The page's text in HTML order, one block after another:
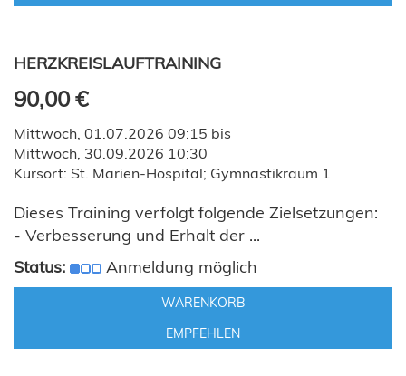
HERZKREISLAUFTRAINING
90,00 €
Mittwoch, 01.07.2026 09:15 bis
Mittwoch, 30.09.2026 10:30
Kursort: St. Marien-Hospital; Gymnastikraum 1
Dieses Training verfolgt folgende Zielsetzungen:
- Verbesserung und Erhalt der ...
Status:
Anmeldung möglich
WARENKORB
EMPFEHLEN